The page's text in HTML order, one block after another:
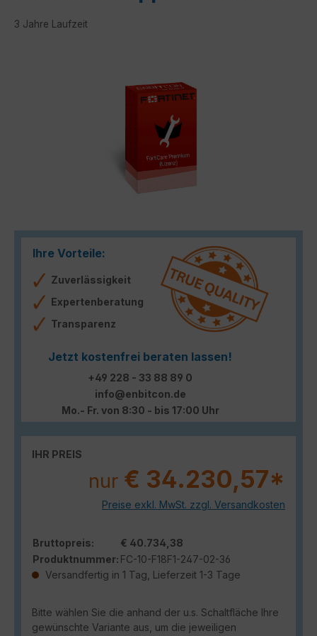
3 Jahre Laufzeit
Ihre Vorteile:
Zuverlässigkeit
Expertenberatung
Transparenz
Jetzt kostenfrei beraten lassen!
+49 228 - 33 88 89 0
info@enbitcon.de
Mo.- Fr. von 8:30 - bis 17:00 Uhr
IHR PREIS
nur € 34.230,57*
Preise exkl. MwSt. zzgl. Versandkosten
Bruttopreis:
€ 40.734,38
Produktnummer: FC-10-F18F1-247-02-36
Versandfertig in 1 Tag, Lieferzeit 1-3 Tage
Bitte wählen Sie die anhand der u.s. Schaltfläche Ihre
gewünschte Variante aus, um die jeweiligen